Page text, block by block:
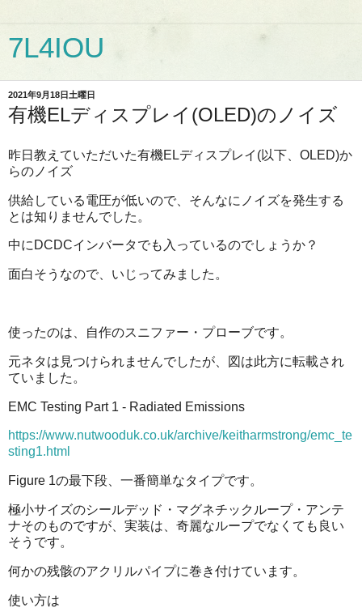
7L4IOU
2021年9月18日土曜日
有機ELディスプレイ(OLED)のノイズ
昨日教えていただいた有機ELディスプレイ(以下、OLED)か
らのノイズ
供給している電圧が低いので、そんなにノイズを発生する
とは知りませんでした。
中にDCDCインバータでも入っているのでしょうか？
面白そうなので、いじってみました。
使ったのは、自作のスニファー・プローブです。
元ネタは見つけられませんでしたが、図は此方に転載され
ていました。
EMC Testing Part 1 - Radiated Emissions
https://www.nutwooduk.co.uk/archive/keitharmstrong/emc_te
sting1.html
Figure 1の最下段、一番簡単なタイプです。
極小サイズのシールデッド・マグネチックループ・アンテ
ナそのものですが、実装は、奇麗なループでなくても良い
そうです。
何かの残骸のアクリルパイプに巻き付けています。
使い方は